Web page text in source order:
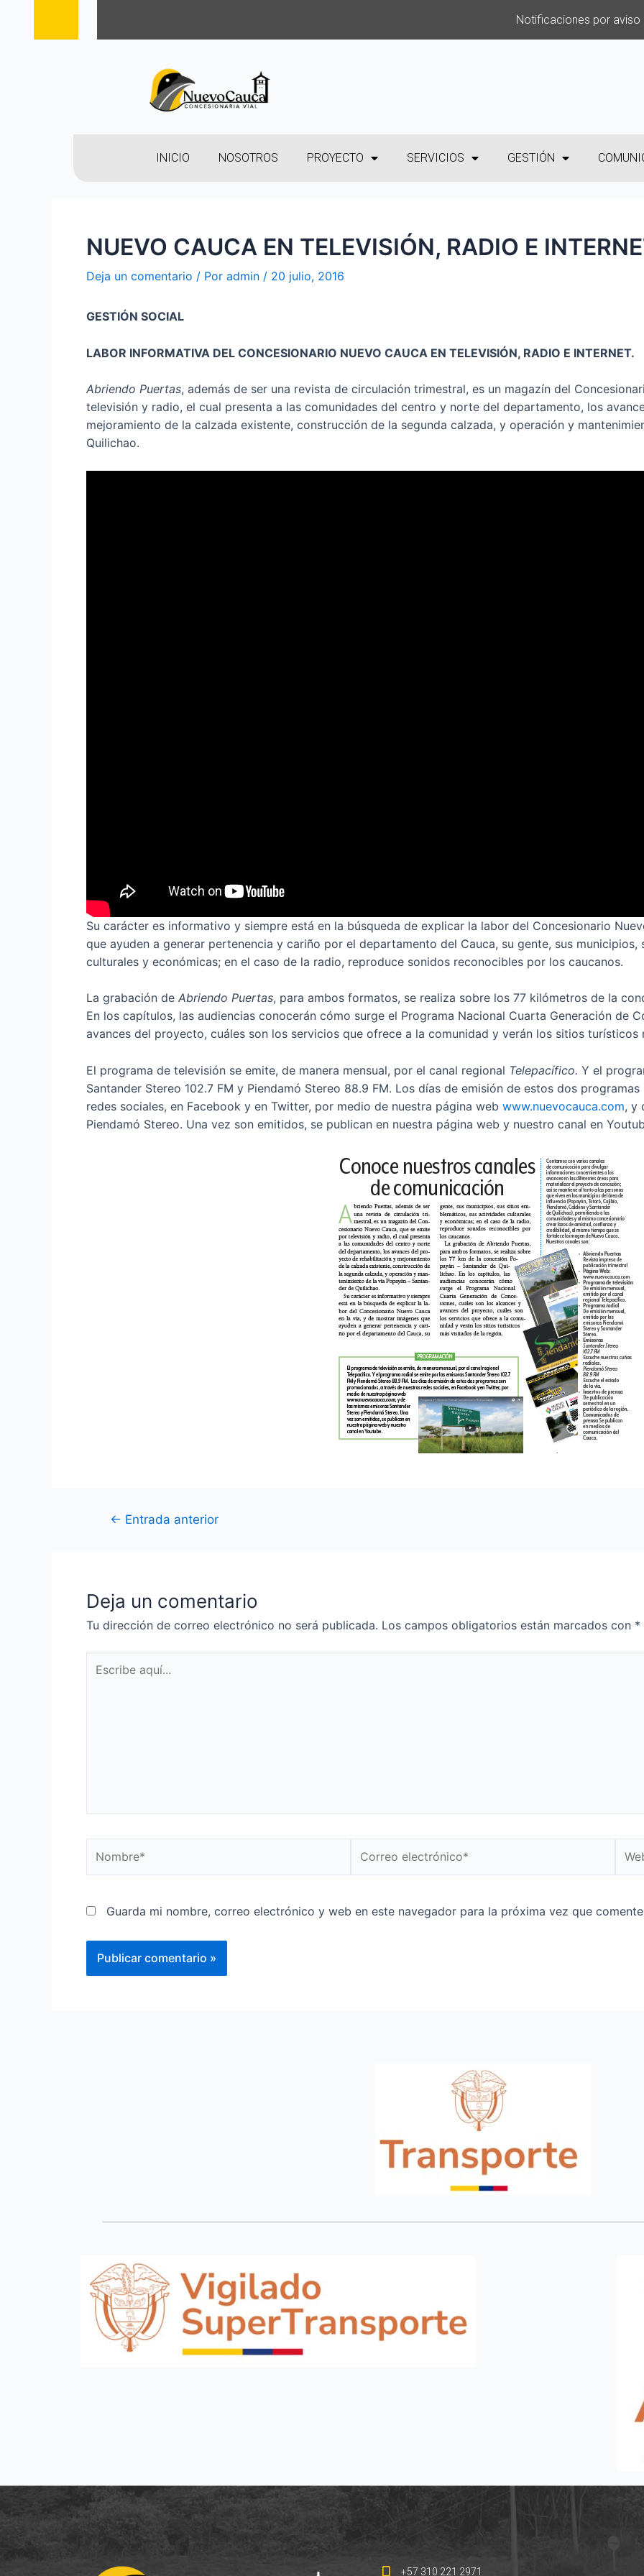
Notificaciones por aviso
INICIO NOSOTROS PROYECTO SERVICIOS GESTIÓN
NUEVO CAUCA EN TELEVISIÓN, RADIO E
Deja un comentario / Por admin / 20 julio, 2016
GESTIÓN SOCIAL
LABOR INFORMATIVA DEL CONCESIONARIO NUEVO CAUCA EN TELEVISIÓN, RADIO E INTERNET.
Abriendo Puertas, además de ser una revista de circulación trimestral, es un magazín del
televisión y radio, el cual presenta a las comunidades del centro y norte del departamento, los
mejoramiento de la calzada existente, construcción de la segunda calzada, y operación y
Quilichao.
Su carácter es informativo y siempre está en la búsqueda de explicar la labor del Concesionario
que ayuden a generar pertenencia y cariño por el departamento del Cauca, su gente, sus
culturales y económicas; en el caso de la radio, reproduce sonidos reconocibles por los caucanos.
La grabación de Abriendo Puertas, para ambos formatos, se realiza sobre los 77 kilómetros de la
En los capítulos, las audiencias conocerán cómo surge el Programa Nacional Cuarta Generación de
avances del proyecto, cuáles son los servicios que ofrece a la comunidad y verán los sitios turísticos
El programa de televisión se emite, de manera mensual, por el canal regional Telepacífico. Y el
Santander Stereo 102.7 FM y Piendamó Stereo 88.9 FM. Los días de emisión de estos dos
redes sociales, en Facebook y en Twitter, por medio de nuestra página web www.nuevocauca.com, y
Piendamó Stereo. Una vez son emitidos, se publican en nuestra página web y nuestro canal en
← Entrada anterior
Deja un comentario
Tu dirección de correo electrónico no será publicada. Los campos obligatorios están marcados con *
Guarda mi nombre, correo electrónico y web en este navegador para la próxima vez que
+57 310 221 2971